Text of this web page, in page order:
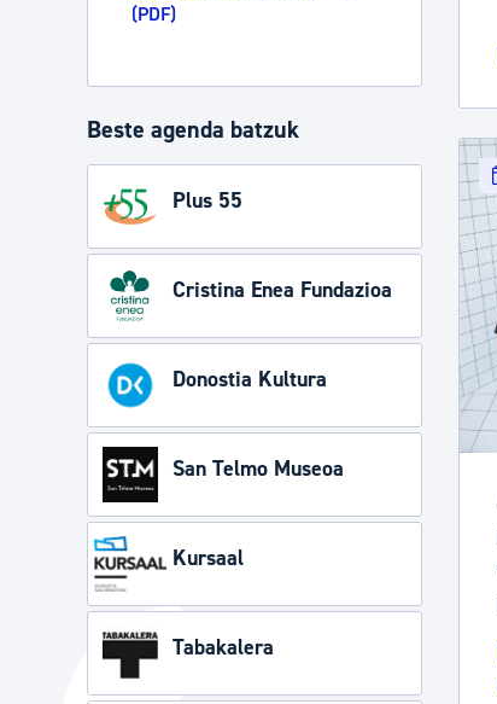
(PDF)
Beste agenda batzuk
Plus 55
Cristina Enea Fundazioa
Donostia Kultura
San Telmo Museoa
Kursaal
Tabakalera